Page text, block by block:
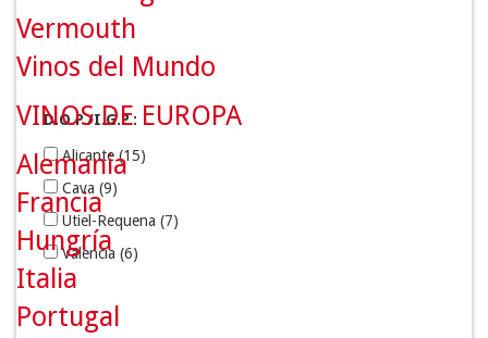
D.O.P./I.G.P.:
Alicante(15)
Cava (9)
Utiel-Requena (7)
Valencia (6)
Vermouth
Vinos del Mundo
VINOS DE EUROPA
Alemania
Francia
Hungría
Italia
Portugal